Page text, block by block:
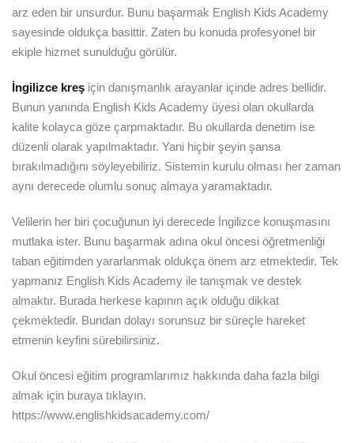
arz eden bir unsurdur. Bunu başarmak English Kids Academy
sayesinde oldukça basittir. Zaten bu konuda profesyonel bir
ekiple hizmet sunulduğu görülür.
İngilizce kreş için danışmanlık arayanlar içinde adres bellidir.
Bunun yanında English Kids Academy üyesi olan okullarda
kalite kolayca göze çarpmaktadır. Bu okullarda denetim ise
düzenli olarak yapılmaktadır. Yani hiçbir şeyin şansa
bırakılmadığını söyleyebiliriz. Sistemin kurulu olması her zaman
aynı derecede olumlu sonuç almaya yaramaktadır.
Velilerin her biri çocuğunun iyi derecede İngilizce konuşmasını
mutlaka ister. Bunu başarmak adına okul öncesi öğretmenliği
taban eğitimden yararlanmak oldukça önem arz etmektedir. Tek
yapmanız English Kids Academy ile tanışmak ve destek
almaktır. Burada herkese kapının açık olduğu dikkat
çekmektedir. Bundan dolayı sorunsuz bir süreçle hareket
etmenin keyfini sürebilirsiniz.
Okul öncesi eğitim programlarımız hakkında daha fazla bilgi
almak için buraya tıklayın.
https://www.englishkidsacademy.com/